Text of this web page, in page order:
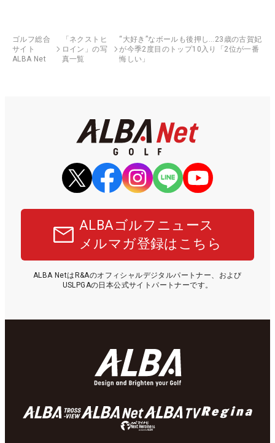
ゴルフ総合
サイト
ALBA Net
「ネクストヒ
ロイン」の写
真一覧
“大好き”なボールも後押し…23歳の古賀妃
が今季2度目のトップ10入り「2位が一番
悔しい」
ALBAゴルフニュース
メルマガ登録はこちら
ALBA NetはR&Aのオフィシャルデジタルパートナー、および
USLPGAの日本公式サイトパートナーです。